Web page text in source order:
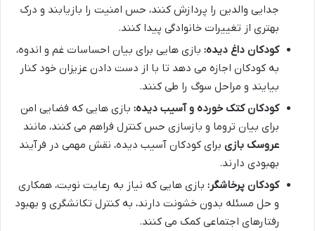
جدایی والدین را پردازش کنند، حس امنیت را بازیابند و درک
بهتری از تغییرات خانوادگی پیدا کنند.
کودکان داغ دیده: بازی هایی برای بیان احساسات غم و اندوه،
به کودکان اجازه می دهد تا با از دست دادن عزیزان خود کنار
بیایند و مراحل سوگ را طی کنند.
کودکان کتک خورده و آسیب دیده: بازی هایی که فضایی امن
برای بیان تروما و بازسازی حس کنترل فراهم می کنند، مانند
عروسک بازی برای کودکان آسیب دیده، نقش مهمی در فرآیند
بهبودی دارند.
کودکان پرخاشگر: بازی هایی که نیاز به رعایت نوبت، همکاری
و حل مسئله بدون خشونت دارند، به کنترل تکانشگری و بهبود
رفتارهای اجتماعی کمک می کنند.